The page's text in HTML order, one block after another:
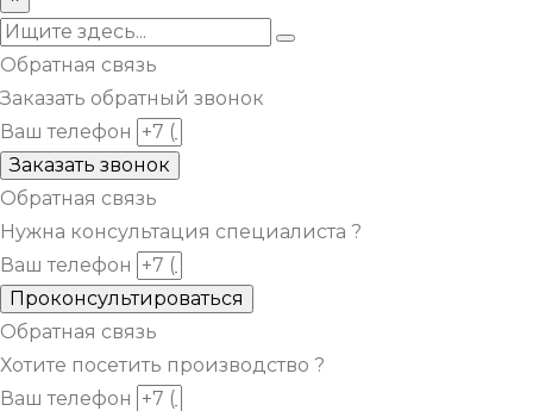
Обратная связь
Заказать обратный звонок
Ваш телефон
Заказать звонок
Обратная связь
Нужна консультация специалиста ?
Ваш телефон
Проконсультироваться
Обратная связь
Хотите посетить производство ?
Ваш телефон